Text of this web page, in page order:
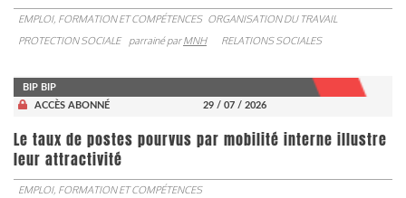
EMPLOI, FORMATION ET COMPÉTENCES ORGANISATION DU TRAVAIL
PROTECTION SOCIALE
parrainé parMNH RELATIONS SOCIALES
BIP BIP
ACCÈS ABONNÉ
29 / 07 / 2026
Le taux de postes pourvus par mobilité interne illustre
leur attractivité
EMPLOI, FORMATION ET COMPÉTENCES